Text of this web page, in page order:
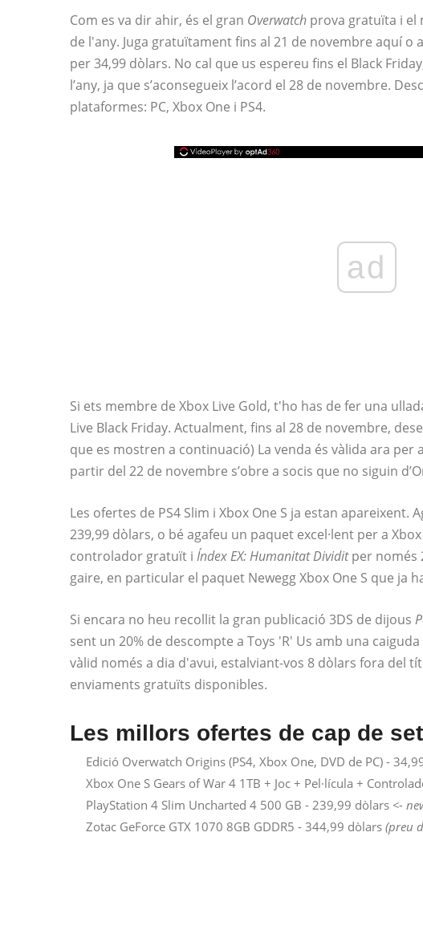
Com es va dir ahir, és el gran Overwatch prova gratuïta i el
de l'any. Juga gratuïtament fins al 21 de novembre aquí
per 34,99 dòlars. No cal que us espereu fins el Black
l’any, ja que s’aconsegueix l’acord el 28 de novembre.
plataformes: PC, Xbox One i PS4.
ad
Si ets membre de Xbox Live Gold, t'ho has de fer una
Live Black Friday. Actualment, fins al 28 de novembre,
que es mostren a continuació) La venda és vàlida ara per
partir del 22 de novembre s’obre a socis que no siguin
Les ofertes de PS4 Slim i Xbox One S ja estan apareixent.
239,99 dòlars, o bé agafeu un paquet excel·lent per a
controlador gratuït i Índex EX: Humanitat Dividitper només
gaire, en particular el paquet Newegg Xbox One S que ja
Si encara no heu recollit la gran publicació 3DS de dijous
sent un 20% de descompte a Toys 'R' Us amb una
vàlid només a dia d'avui, estalviant-vos 8 dòlars fora del
enviaments gratuïts disponibles.
Les millors ofertes de cap de
Edició Overwatch Origins (PS4, Xbox One, DVD de PC) -
Xbox One S Gears of War 4 1TB + Joc + Pel·lícula +
PlayStation 4 Slim Uncharted 4 500 GB - 239,99 dòlars <-
Zotac GeForce GTX 1070 8GB GDDR5 - 344,99 dòlars (preu